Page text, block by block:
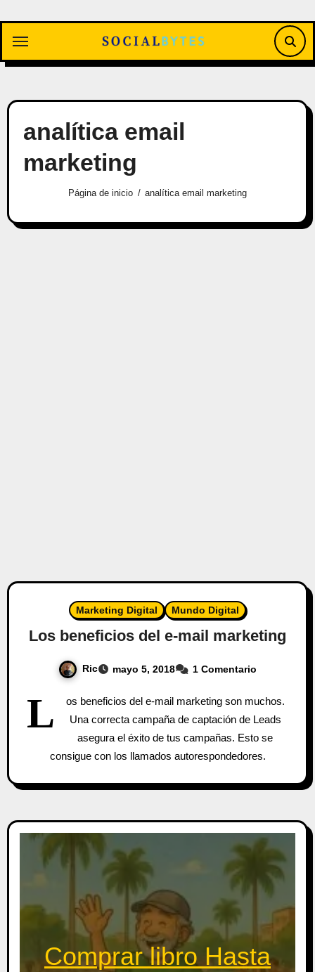
contenido
analítica email
marketing
Página de inicio analítica email marketing
Marketing Digital Mundo Digital
Los beneficios del e-mail marketing
Ric mayo 5, 2018 1 Comentario
L
os beneficios del e-mail marketing son muchos.
Una correcta campaña de captación de Leads
asegura el éxito de tus campañas. Esto se
consigue con los llamados autorespondedores.
Comprar libro Hasta